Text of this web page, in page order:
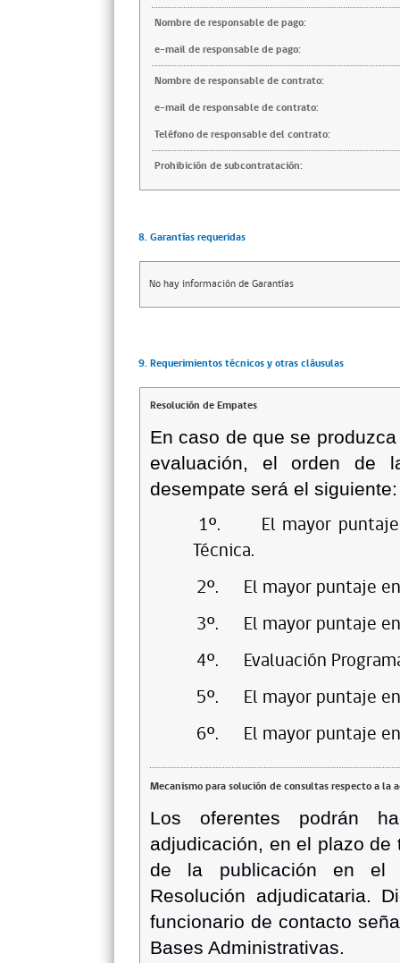
Nombre de responsable de pago:
e-mail de responsable de pago:
Nombre de responsable de contrato:
e-mail de responsable de contrato:
Teléfono de responsable del contrato:
Prohibición de subcontratación:
8. Garantías requeridas
No hay información de Garantías
9. Requerimientos técnicos y otras cláusulas
Resolución de Empates
En caso de que se
evaluación, el orden de
desempate será el siguiente:
1º.
El mayor
Técnica.
2º.
El mayor puntaje
3º.
El mayor puntaje
4º.
Evaluación
5º.
El mayor puntaje
6º.
El mayor puntaje
Mecanismo para solución de consultas respecto a la
Los oferentes podrán
adjudicación, en el plazo
de la publicación en
Resolución adjudicataria.
funcionario de contacto
Bases Administrativas.